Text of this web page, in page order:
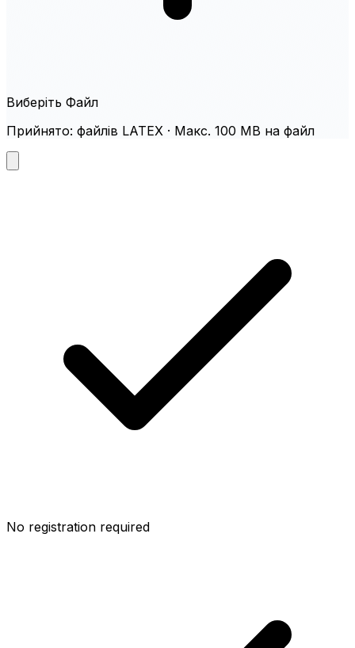
Виберіть Файл
Прийнято: файлів LATEX · Макс. 100 MB на файл
No registration required